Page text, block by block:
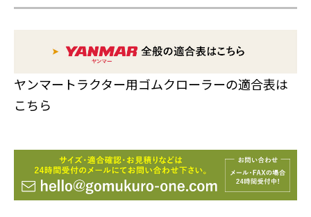
ヤンマートラクター用ゴムクローラーの適合表は
こちら